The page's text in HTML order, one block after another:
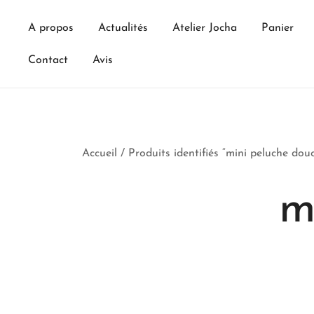
A propos Actualités Atelier Jocha Panier
Contact Avis
Accueil / Produits identifiés “mini peluche